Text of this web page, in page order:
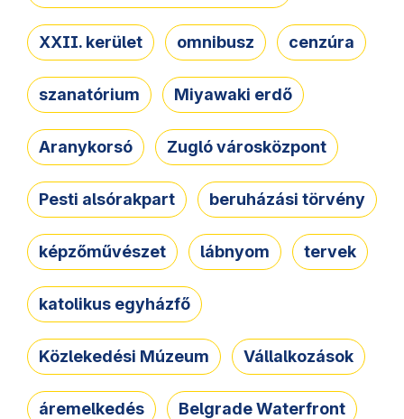
XXII. kerület omnibusz cenzúra
szanatórium Miyawaki erdő
Aranykorsó Zugló városközpont
Pesti alsórakpart beruházási törvény
képzőművészet lábnyom tervek
katolikus egyházfő
Közlekedési Múzeum Vállalkozások
áremelkedés Belgrade Waterfront